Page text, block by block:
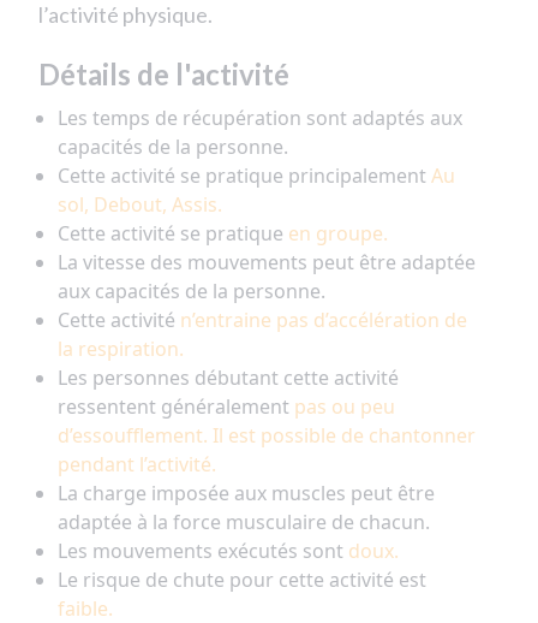
l’activité physique.
Détails de l'activité
Les temps de récupération sont adaptés aux
capacités de la personne.
Cette activité se pratique principalementAu
sol, Debout, Assis.
Cette activité se pratique en groupe.
La vitesse des mouvements peut être adaptée
aux capacités de la personne.
Cette activité n’entraine pas d’accélération de
la respiration.
Les personnes débutant cette activité
ressentent généralement pas ou peu
d’essoufflement. Il est possible de chantonner
pendant l’activité.
La charge imposée aux muscles peut être
adaptée à la force musculaire de chacun.
Les mouvements exécutés sont doux.
Le risque de chute pour cette activité est
faible.